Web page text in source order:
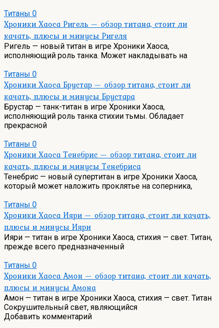
Титаны 0
Хроники Хаоса Ригель — обзор титана, стоит ли
качать, плюсы и минусы Ригеля
Ригель — новый титан в игре Хроники Хаоса,
исполняющий роль танка. Может накладывать на
Титаны 0
Хроники Хаоса Брустар — обзор титана, стоит ли
качать, плюсы и минусы Брустара
Брустар — танк-титан в игре Хроники Хаоса,
исполняющий роль танка стихии тьмы. Обладает
прекрасной
Титаны 0
Хроники Хаоса Тенебрис — обзор титана, стоит ли
качать, плюсы и минусы Тенебриса
Тенебрис — новый супертитан в игре Хроники Хаоса,
который может наложить проклятье на соперника,
Титаны 0
Хроники Хаоса Ияри — обзор титана, стоит ли качать,
плюсы и минусы Ияри
Ияри — титан в игре Хроники Хаоса, стихия — свет. Титан,
прежде всего предназначенный
Титаны 0
Хроники Хаоса Амон — обзор титана, стоит ли качать,
плюсы и минусы Амона
Амон — титан в игре Хроники Хаоса, стихия — свет. Титан
Сокрушительный свет, являющийся
Добавить комментарий